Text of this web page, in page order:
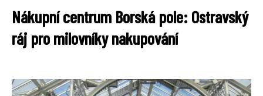
Nákupní centrum Borská pole: Ostravský
ráj pro milovníky nakupování